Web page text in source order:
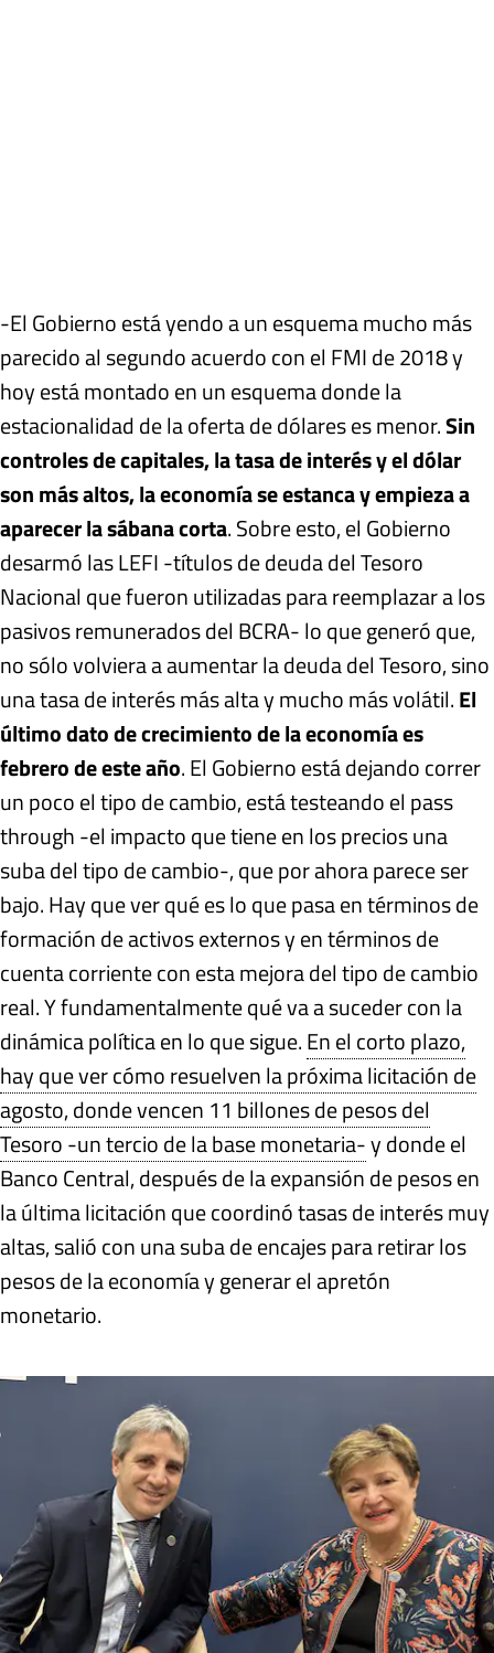
-El Gobierno está yendo a un esquema mucho más
parecido al segundo acuerdo con el FMI de 2018 y
hoy está montado en un esquema donde la
estacionalidad de la oferta de dólares es menor.Sin
controles de capitales, la tasa de interés y el dólar
son más altos, la economía se estanca y empieza a
aparecer la sábana corta. Sobre esto, el Gobierno
desarmó las LEFI -títulos de deuda del Tesoro
Nacional que fueron utilizadas para reemplazar a los
pasivos remunerados del BCRA- lo que generó que,
no sólo volviera a aumentar la deuda del Tesoro, sino
una tasa de interés más alta y mucho más volátil.El
último dato de crecimiento de la economía es
febrero de este año. El Gobierno está dejando correr
un poco el tipo de cambio, está testeando el pass
through -el impacto que tiene en los precios una
suba del tipo de cambio-, que por ahora parece ser
bajo. Hay que ver qué es lo que pasa en términos de
formación de activos externos y en términos de
cuenta corriente con esta mejora del tipo de cambio
real. Y fundamentalmente qué va a suceder con la
dinámica política en lo que sigue.En el corto plazo,
hay que ver cómo resuelven la próxima licitación de
agosto, donde vencen 11 billones de pesos del
Tesoro -un tercio de la base monetaria-y donde el
Banco Central, después de la expansión de pesos en
la última licitación que coordinó tasas de interés muy
altas, salió con una suba de encajes para retirar los
pesos de la economía y generar el apretón
monetario.